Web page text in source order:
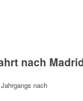
nach
nach